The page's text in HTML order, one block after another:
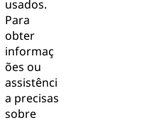
usados.
Para
obter
informaç
ões ou
assistênci
a precisas
sobre